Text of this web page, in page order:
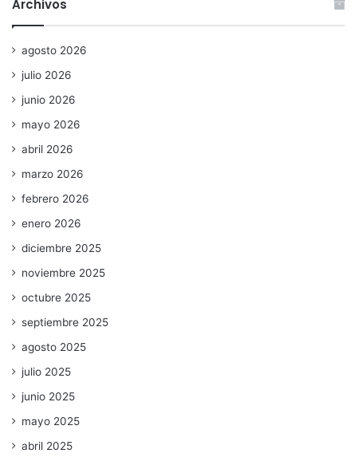
Archivos
agosto 2026
julio 2026
junio 2026
mayo 2026
abril 2026
marzo 2026
febrero 2026
enero 2026
diciembre 2025
noviembre 2025
octubre 2025
septiembre 2025
agosto 2025
julio 2025
junio 2025
mayo 2025
abril 2025